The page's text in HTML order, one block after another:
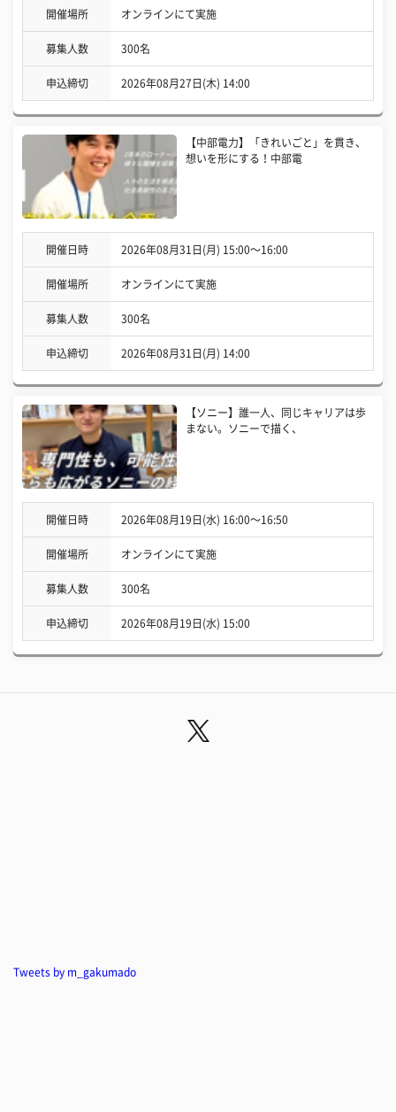
開催場所 オンラインにて実施
募集人数 300名
申込締切 2026年08月27日(木) 14:00
【中部電力】「きれいごと」を貫き、
想いを形にする！中部電
開催日時 2026年08月31日(月) 15:00〜16:00
開催場所 オンラインにて実施
募集人数 300名
申込締切 2026年08月31日(月) 14:00
【ソニー】誰一人、同じキャリアは歩
まない。ソニーで描く、
開催日時 2026年08月19日(水) 16:00〜16:50
開催場所 オンラインにて実施
募集人数 300名
申込締切 2026年08月19日(水) 15:00
Tweets by m_gakumado